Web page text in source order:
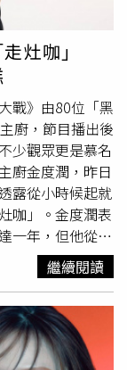
：04 Sway 玫
霧淡紫色，三
的妝感，同時
分，有效淡化
嫩的狀態。
提供）圖說：
提供）韓妞熱
女神金裕貞使
起韓國網友爭相
與肌膚融合，輕
能呈現均勻服貼
讓雙頰呈現柔焦
BROWN 雲
創由霜轉霧質地
牌提供）
走灶咖」
戰》由80位「黑
廚，節目播出後
少觀眾更是慕名
廚金度潤，昨日
露從小時候起就
咖」。金度潤表
一年，但他從未
出國仍不忘工
塔，直到前陣子
愛烏魚子，常用
喜歡下酒菜，他
感都來自
像「賤兔」，
繼續閱讀